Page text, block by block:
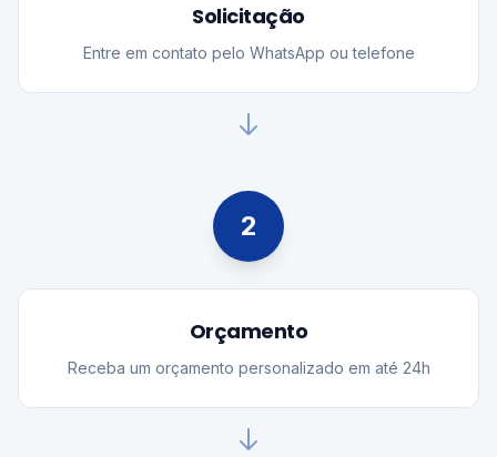
Solicitação
Entre em contato pelo WhatsApp ou telefone
2
Orçamento
Receba um orçamento personalizado em até 24h